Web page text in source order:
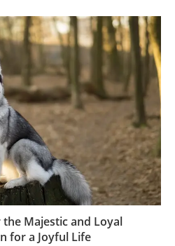
Majestic and Loyal
for a Joyful Life